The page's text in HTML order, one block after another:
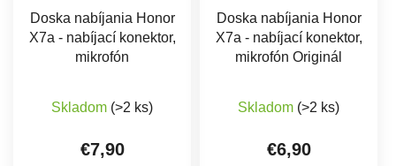
Doska nabíjania Honor
X7a - nabíjací konektor,
mikrofón
Skladom (>2 ks)
€7,90
Doska nabíjania Honor
X7a - nabíjací konektor,
mikrofón Originál
Skladom (>2 ks)
€6,90